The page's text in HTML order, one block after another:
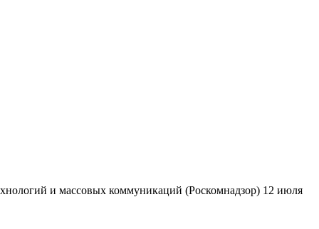
и массовых коммуникаций (Роскомнадзор) 12 июля